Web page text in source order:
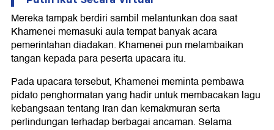
Mereka tampak berdiri sambil melantunkan doa saat
Khamenei memasuki aula tempat banyak acara
pemerintahan diadakan. Khamenei pun melambaikan
tangan kepada para peserta upacara itu.
Pada upacara tersebut, Khamenei meminta pembawa
pidato penghormatan yang hadir untuk membacakan lagu
kebangsaan tentang Iran dan kemakmuran serta
perlindungan terhadap berbagai ancaman. Selama